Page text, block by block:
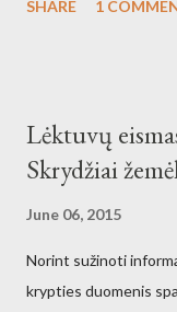
SHARE 1
Lėktuvų
Skrydžiai
June 06, 2015
Norint sužinoti
krypties duomenis